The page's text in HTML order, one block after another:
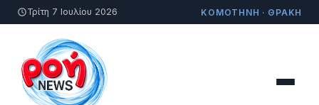
Τρίτη 7 Ιουλίου 2026 ΚΟΜΟΤΗΝΗ · ΘΡΑΚΗ